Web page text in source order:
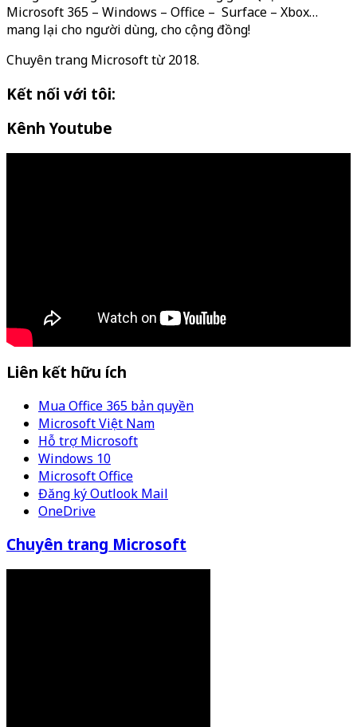
Microsoft 365 – Windows – Office – Surface – Xbox…
mang lại cho người dùng, cho cộng đồng!
Chuyên trang Microsoft từ 2018.
Kết nối với tôi:
Kênh Youtube
Liên kết hữu ích
Mua Office 365 bản quyền
Microsoft Việt Nam
Hỗ trợ Microsoft
Windows 10
Microsoft Office
Đăng ký Outlook Mail
OneDrive
Chuyên trang Microsoft